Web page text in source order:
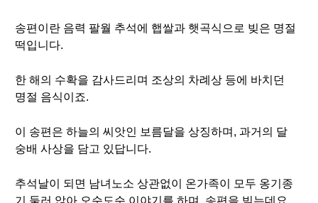
송편이란 음력 팔월 추석에 햅쌀과 햇곡식으로 빚은 명절
떡입니다.
한 해의 수확을 감사드리며 조상의 차례상 등에 바치던
명절 음식이죠.
이 송편은 하늘의 씨앗인 보름달을 상징하며, 과거의 달
숭배 사상을 담고 있답니다.
추석날이 되면 남녀노소 상관없이 온가족이 모두 옹기종
기 둘러 앉아 오순도순 이야기를 하며, 송편을 빚는데요.